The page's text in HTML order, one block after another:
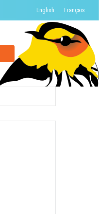
English Français